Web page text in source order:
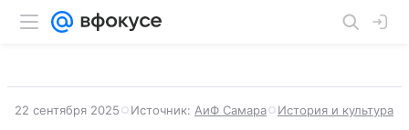
22 сентября 2025 Источник: АиФ Самара История и культура